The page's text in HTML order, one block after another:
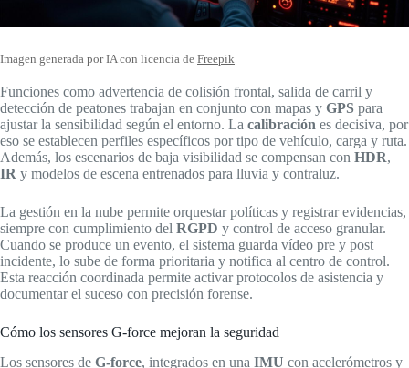
Imagen generada por IA con licencia de Freepik
Funciones como advertencia de colisión frontal, salida de carril y
detección de peatones trabajan en conjunto con mapas y GPS para
ajustar la sensibilidad según el entorno. La calibración es decisiva, por
eso se establecen perfiles específicos por tipo de vehículo, carga y ruta.
Además, los escenarios de baja visibilidad se compensan con HDR,
IR y modelos de escena entrenados para lluvia y contraluz.
La gestión en la nube permite orquestar políticas y registrar evidencias,
siempre con cumplimiento del RGPD y control de acceso granular.
Cuando se produce un evento, el sistema guarda vídeo pre y post
incidente, lo sube de forma prioritaria y notifica al centro de control.
Esta reacción coordinada permite activar protocolos de asistencia y
documentar el suceso con precisión forense.
Cómo los sensores G-force mejoran la seguridad
Los sensores de G-force, integrados en una IMU con acelerómetros y